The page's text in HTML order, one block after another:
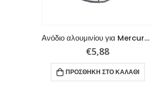
Ανόδιο αλουμινίου για Mercury-Mercruiser σειρά Alpha
€5,88
ΠΡΟΣΘΉΚΗ ΣΤΟ ΚΑΛΆΘΙ